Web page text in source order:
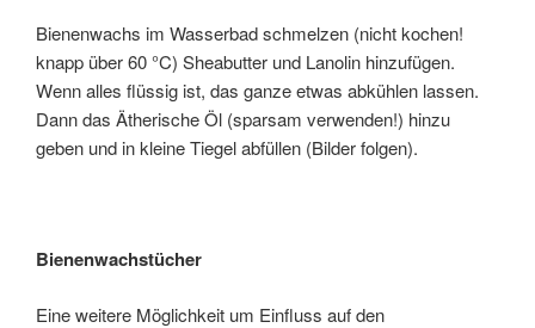
Bienenwachs im Wasserbad schmelzen (nicht kochen!
knapp über 60 °C) Sheabutter und Lanolin hinzufügen.
Wenn alles flüssig ist, das ganze etwas abkühlen lassen.
Dann das Ätherische Öl (sparsam verwenden!) hinzu
geben und in kleine Tiegel abfüllen (Bilder folgen).
Bienenwachstücher
Eine weitere Möglichkeit um Einfluss auf den